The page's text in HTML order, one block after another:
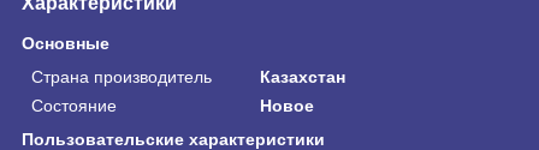
Основные
Страна производитель
Казахстан
Состояние
Новое
Пользовательские характеристики